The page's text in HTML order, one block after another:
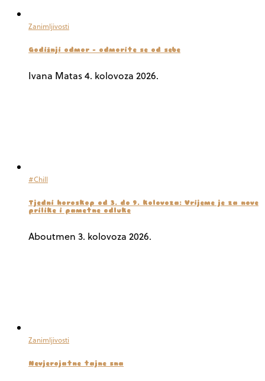
Zanimljivosti
Godišnji odmor – odmorite se od sebe
Ivana Matas4. kolovoza 2026.
#Chill
Tjedni horoskop od 3. do 9. kolovoza: Vrijeme je za nove
prilike i pametne odluke
Aboutmen 3. kolovoza 2026.
Zanimljivosti
Nevjerojatne tajne sna